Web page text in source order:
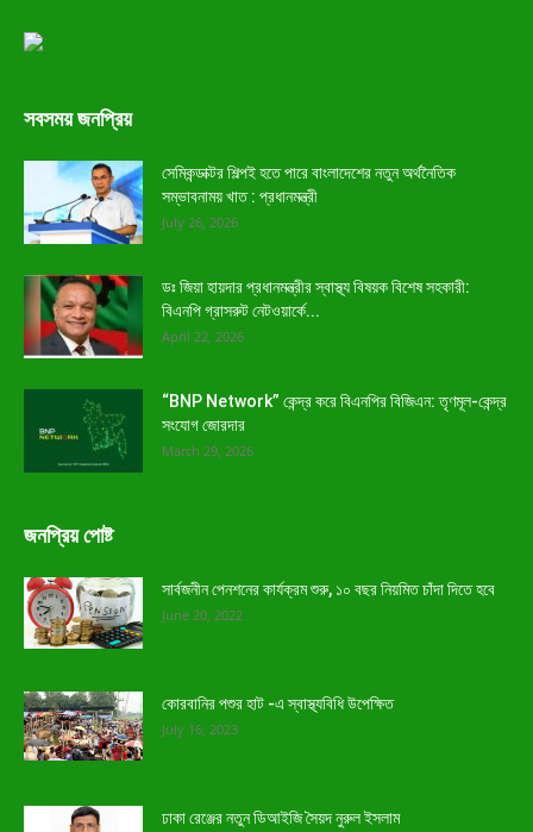
সবসময় জনপ্রিয়
সেমিকন্ডাক্টর শিল্পই হতে পারে বাংলাদেশের নতুন অর্থনৈতিক
সম্ভাবনাময় খাত : প্রধানমন্ত্রী
July 26, 2026
ডঃ জিয়া হায়দার প্রধানমন্ত্রীর স্বাস্থ্য বিষয়ক বিশেষ সহকারী:
বিএনপি গ্রাসরুট নেটওয়ার্কে...
April 22, 2026
“BNP Network” কেন্দ্র করে বিএনপির বিজিএন: তৃণমূল-কেন্দ্র
সংযোগ জোরদার
March 29, 2026
জনপ্রিয় পোষ্ট
সার্বজনীন পেনশনের কার্যক্রম শুরু, ১০ বছর নিয়মিত চাঁদা দিতে হবে
June 20, 2022
কোরবানির পশুর হাট -এ স্বাস্থ্যবিধি উপেক্ষিত
July 16, 2023
ঢাকা রেঞ্জের নতুন ডিআইজি সৈয়দ নুরুল ইসলাম